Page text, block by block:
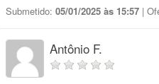
Submetido: 05/01/2025 às 15:57 |
Antônio F.